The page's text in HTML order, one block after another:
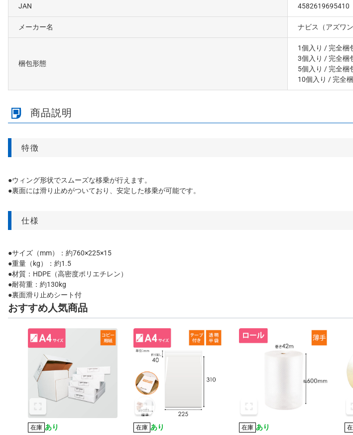
JAN 4582619695410
メーカー名 ナビス（アズワン
梱包形態
1個入り / 完全梱
3個入り / 完全梱
5個入り / 完全梱
10個入り / 完全
商品説明
特徴
●ウィング形状でスムーズな移乗が行えます。
●裏面には滑り止めがついており、安定した移乗が可能です。
仕様
●サイズ（mm）：約760×225×15
●重量（kg）：約1.5
●材質：HDPE（高密度ポリエチレン）
●耐荷重：約130kg
●裏面滑り止めシート付
おすすめ人気商品
在庫 あり
在庫 あり
在庫 あり